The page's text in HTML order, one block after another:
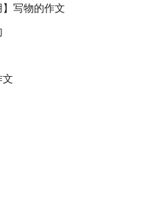
】写物的作文
文